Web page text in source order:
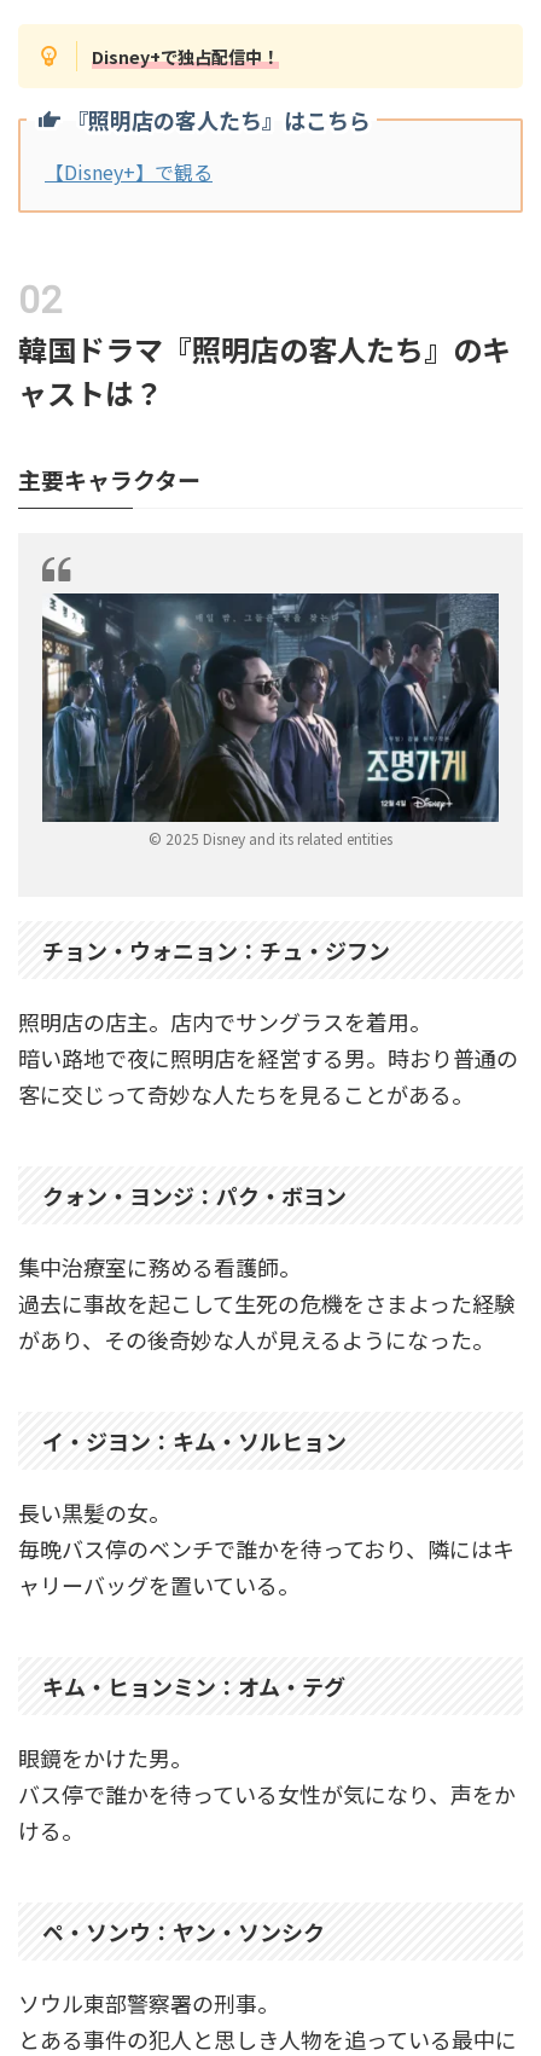
Disney+で独占配信中！
『照明店の客人たち』はこちら
【Disney+】で観る
韓国ドラマ『照明店の客人たち』のキ
ャストは？
主要キャラクター
© 2025 Disney and its related entities
チョン・ウォニョン：チュ・ジフン
照明店の店主。店内でサングラスを着用。
暗い路地で夜に照明店を経営する男。時おり普通の
客に交じって奇妙な人たちを見ることがある。
クォン・ヨンジ：パク・ボヨン
集中治療室に務める看護師。
過去に事故を起こして生死の危機をさまよった経験
があり、その後奇妙な人が見えるようになった。
イ・ジヨン：キム・ソルヒョン
長い黒髪の女。
毎晩バス停のベンチで誰かを待っており、隣にはキ
ャリーバッグを置いている。
キム・ヒョンミン：オム・テグ
眼鏡をかけた男。
バス停で誰かを待っている女性が気になり、声をか
ける。
ペ・ソンウ：ヤン・ソンシク
ソウル東部警察署の刑事。
とある事件の犯人と思しき人物を追っている最中に